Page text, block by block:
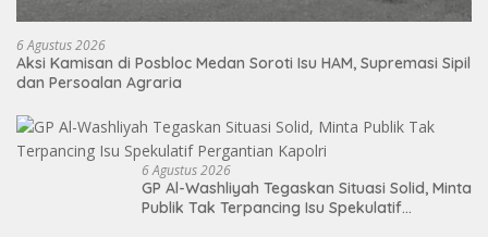
6 Agustus 2026
Aksi Kamisan di Posbloc Medan Soroti Isu HAM, Supremasi Sipil
dan Persoalan Agraria
6 Agustus 2026
GP Al-Washliyah Tegaskan Situasi Solid, Minta
Publik Tak Terpancing Isu Spekulatif